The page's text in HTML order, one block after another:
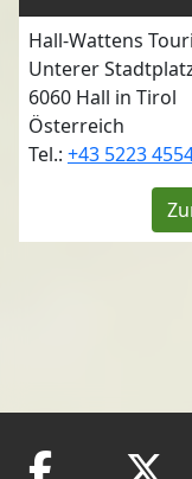
Hall-Wattens
Unterer
6060 Hall in Tirol
Österreich
Tel.: +43 5223